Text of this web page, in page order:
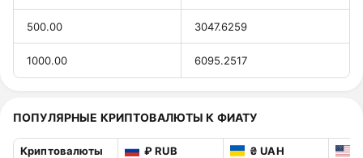
500.00 3047.6259
1000.00 6095.2517
ПОПУЛЯРНЫЕ КРИПТОВАЛЮТЫ К ФИАТУ
Криптовалюты ₽ RUB ₴ UAH